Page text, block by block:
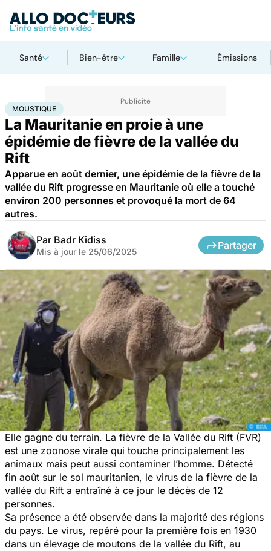
Santé Bien-être Famille Émissions
AccueilSantéMaladies Maladies infectieuses
MOUSTIQUE
La Mauritanie en proie à une
épidémie de fièvre de la vallée du
Rift
Apparue en août dernier, une épidémie de la fièvre de la
vallée du Rift progresse en Mauritanie où elle a touché
environ 200 personnes et provoqué la mort de 64
autres.
Par Badr Kidiss
Mis à jour le 25/06/2025
Partager
Elle gagne du terrain. La fièvre de la Vallée du Rift (FVR)
est une zoonose virale qui touche principalement les
animaux mais peut aussi contaminer l’homme. Détecté
fin août sur le sol mauritanien, le virus de la fièvre de la
vallée du Rift a entraîné à ce jour le décès de 12
personnes.
Sa présence a été observée dans la majorité des régions
du pays. Le virus, repéré pour la première fois en 1930
dans un élevage de moutons de la vallée du Rift, au